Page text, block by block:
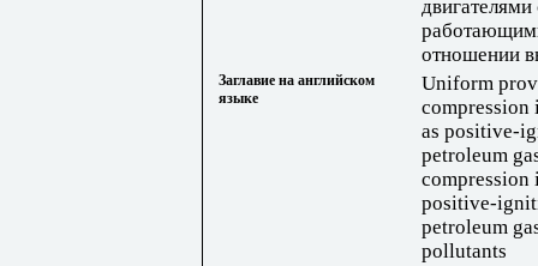
отношении
Заглавие на английском
языке
Uniform
compression
as positive-
petroleum
compression
positive-
petroleum
pollutants